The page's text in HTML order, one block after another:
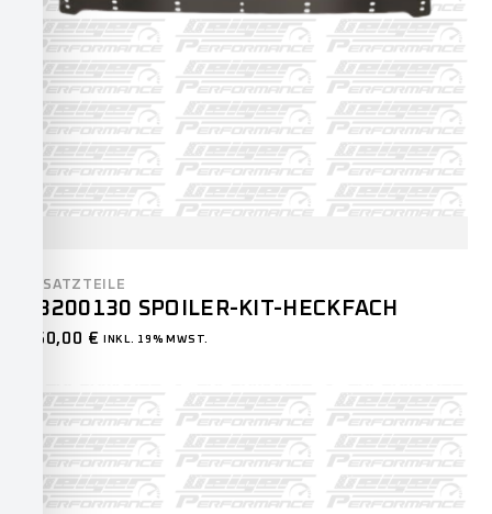
ERSATZTEILE
23200130 SPOILER-KIT-HECKFACH
250,00 € INKL. 19% MWST.